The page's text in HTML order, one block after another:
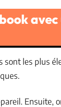
sont les plus
Ensuite,